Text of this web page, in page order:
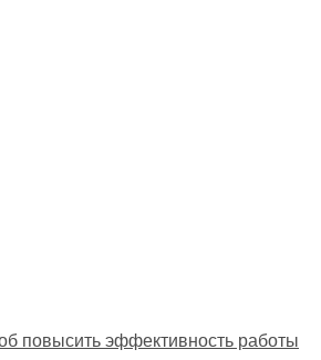
повысить эффективность работы